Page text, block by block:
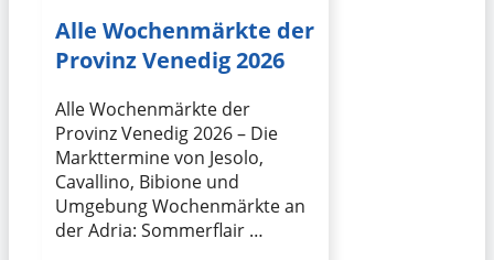
Alle Wochenmärkte der
Provinz Venedig 2026
Alle Wochenmärkte der
Provinz Venedig 2026 – Die
Markttermine von Jesolo,
Cavallino, Bibione und
Umgebung Wochenmärkte an
der Adria: Sommerflair …